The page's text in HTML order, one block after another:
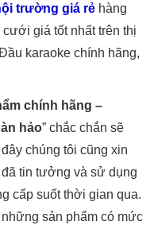
trường giá rẻ hàng
giá tốt nhất trên thị
karaoke chính hãng,
chính hãng –
hảo” chắc chắn sẽ
chúng tôi cũng xin
tin tưởng và sử dụng
cấp suốt thời gian qua.
sản phẩm có mức